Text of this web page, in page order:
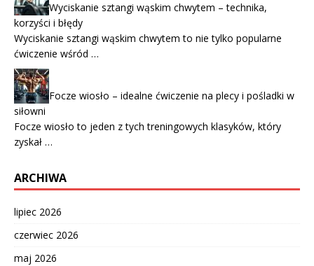
Wyciskanie sztangi wąskim chwytem – technika,
korzyści i błędy
Wyciskanie sztangi wąskim chwytem to nie tylko popularne
ćwiczenie wśród …
Focze wiosło – idealne ćwiczenie na plecy i pośladki w
siłowni
Focze wiosło to jeden z tych treningowych klasyków, który
zyskał …
ARCHIWA
lipiec 2026
czerwiec 2026
maj 2026